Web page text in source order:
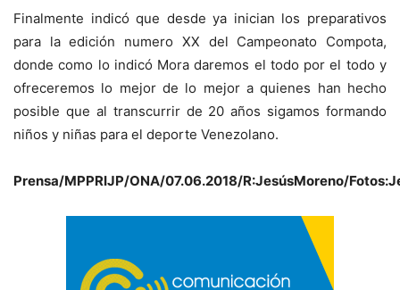
Finalmente indicó que desde ya inician los preparativos
para la edición numero XX del Campeonato Compota,
donde como lo indicó Mora daremos el todo por el todo y
ofreceremos lo mejor de lo mejor a quienes han hecho
posible que al transcurrir de 20 años sigamos formando
niños y niñas para el deporte Venezolano.
Prensa/MPPRIJP/ONA/07.06.2018/R:JesúsMoreno/